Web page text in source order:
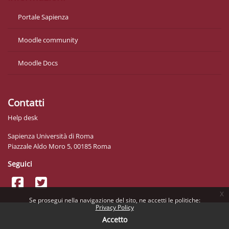
Se prosegui nella navigazione del sito, ne accetti le politiche:
Privacy Policy
Accetto
x
Portale Sapienza
Moodle community
Moodle Docs
Contatti
Help desk
Sapienza Università di Roma
Piazzale Aldo Moro 5, 00185 Roma
Seguici